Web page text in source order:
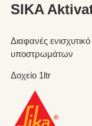
SIKA
Διαφανές
υποστρωμάτων
Δοχείο 1ltr